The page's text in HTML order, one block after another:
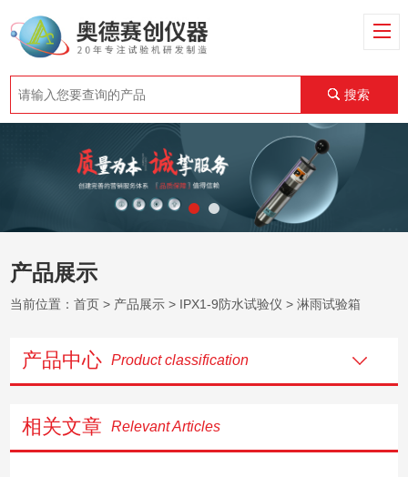
搜索
产品展示
当前位置：首页 > 产品展示 > IPX1-9防水试验仪 > 淋雨试验箱
产品中心 Product classification
相关文章 Relevant Articles